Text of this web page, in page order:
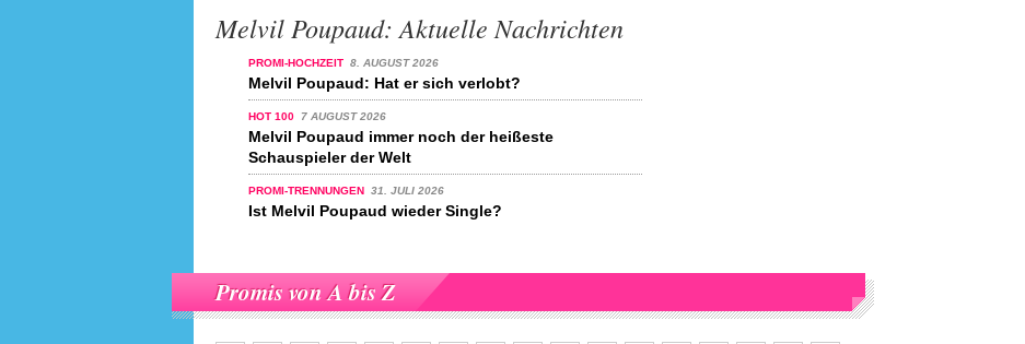
Melvil Poupaud: Aktuelle Nachrichten
PROMI-HOCHZEIT 8. AUGUST 2026
Melvil Poupaud: Hat er sich verlobt?
HOT 100 7 AUGUST 2026
Melvil Poupaud immer noch der heißeste
Schauspieler der Welt
PROMI-TRENNUNGEN 31. JULI 2026
Ist Melvil Poupaud wieder Single?
Promis von A bis Z